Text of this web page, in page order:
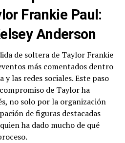
Frankie Paul:
Anderson
de soltera de Taylor Frankie
más comentados dentro
las redes sociales. Este paso
de Taylor ha
no solo por la organización
de figuras destacadas
ha dado mucho de qué